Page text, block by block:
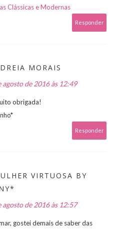
Clássicas e Modernas
Responder
MORAIS
agosto de 2016 às 12:49
obrigada!
Responder
VIRTUOSA BY
agosto de 2016 às 12:57
gostei demais de saber das